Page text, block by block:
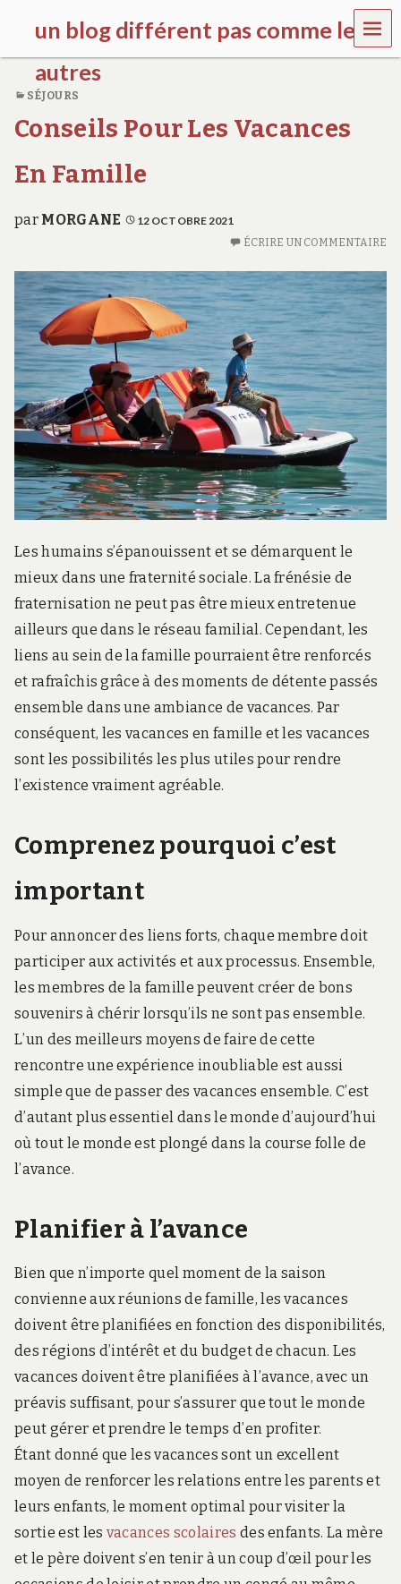
un blog différent pas comme les
autres
d
c
h
d
n
.
o
r
g
MEN
U
SÉJOURS
Conseils Pour Les Vacances
En Famille
par MORGANE 12 OCTOBRE 2021
ÉCRIRE UN COMMENTAIRE
Les humains s’épanouissent et se démarquent le
mieux dans une fraternité sociale. La frénésie de
fraternisation ne peut pas être mieux entretenue
ailleurs que dans le réseau familial. Cependant, les
liens au sein de la famille pourraient être renforcés
et rafraîchis grâce à des moments de détente passés
ensemble dans une ambiance de vacances. Par
conséquent, les vacances en famille et les vacances
sont les possibilités les plus utiles pour rendre
l’existence vraiment agréable.
Comprenez pourquoi c’est
important
Pour annoncer des liens forts, chaque membre doit
participer aux activités et aux processus. Ensemble,
les membres de la famille peuvent créer de bons
souvenirs à chérir lorsqu’ils ne sont pas ensemble.
L’un des meilleurs moyens de faire de cette
rencontre une expérience inoubliable est aussi
simple que de passer des vacances ensemble. C’est
d’autant plus essentiel dans le monde d’aujourd’hui
où tout le monde est plongé dans la course folle de
l’avance.
Planifier à l’avance
Bien que n’importe quel moment de la saison
convienne aux réunions de famille, les vacances
doivent être planifiées en fonction des disponibilités,
des régions d’intérêt et du budget de chacun. Les
vacances doivent être planifiées à l’avance, avec un
préavis suffisant, pour s’assurer que tout le monde
peut gérer et prendre le temps d’en profiter.
Étant donné que les vacances sont un excellent
moyen de renforcer les relations entre les parents et
leurs enfants, le moment optimal pour visiter la
sortie est les vacances scolaires des enfants. La mère
et le père doivent s’en tenir à un coup d’œil pour les